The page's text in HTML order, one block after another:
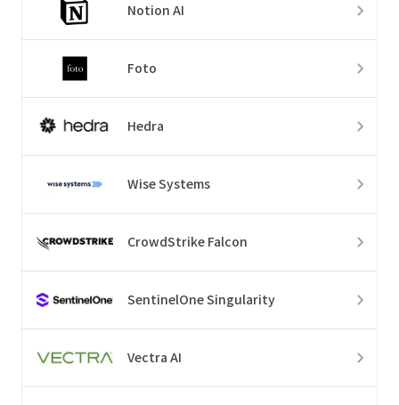
Notion AI
Foto
Hedra
Wise Systems
CrowdStrike Falcon
SentinelOne Singularity
Vectra AI